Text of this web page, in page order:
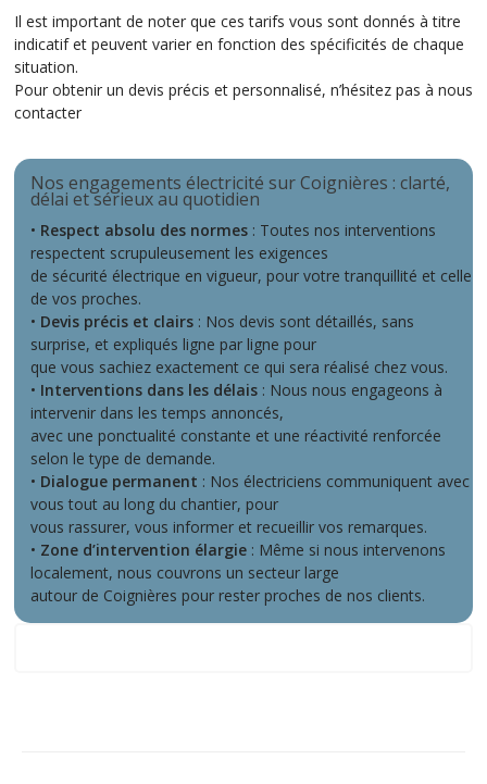
Il est important de noter que ces tarifs vous sont donnés à titre
indicatif et peuvent varier en fonction des spécificités de chaque
situation.
Pour obtenir un devis précis et personnalisé, n’hésitez pas à nous
contacter
Nos engagements électricité sur Coignières : clarté,
délai et sérieux au quotidien
• Respect absolu des normes : Toutes nos interventions
respectent scrupuleusement les exigences
de sécurité électrique en vigueur, pour votre tranquillité et celle
de vos proches.
• Devis précis et clairs : Nos devis sont détaillés, sans
surprise, et expliqués ligne par ligne pour
que vous sachiez exactement ce qui sera réalisé chez vous.
• Interventions dans les délais : Nous nous engageons à
intervenir dans les temps annoncés,
avec une ponctualité constante et une réactivité renforcée
selon le type de demande.
• Dialogue permanent : Nos électriciens communiquent avec
vous tout au long du chantier, pour
vous rassurer, vous informer et recueillir vos remarques.
• Zone d’intervention élargie : Même si nous intervenons
localement, nous couvrons un secteur large
autour de Coignières pour rester proches de nos clients.